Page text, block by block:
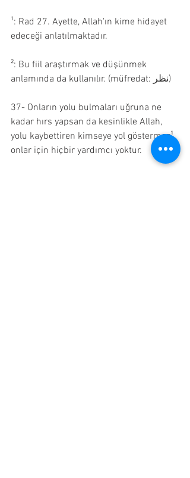
¹: Rad 27. Ayette, Allah'ın kime hidayet
edeceği anlatılmaktadır.
²: Bu fiil araştırmak ve düşünmek
anlamında da kullanılır. (müfredat: نظر)
37- Onların yolu bulmaları uğruna ne
kadar hırs yapsan da kesinlikle Allah,
yolu kaybettiren kimseye yol göstermez¹.
onlar için hiçbir yardımcı yoktur.